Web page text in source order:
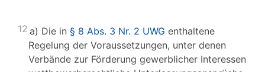
12 a) Die in § 8 Abs. 3 Nr. 2 UWG enthaltene
Regelung der Voraussetzungen, unter denen
Verbände zur Förderung gewerblicher Interessen